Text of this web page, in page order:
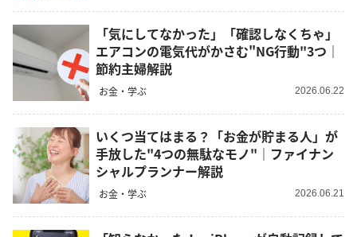
「気にしてなかった」「確認しなくちゃ」
エアコンの電気代がかさむ"NG行動"3つ｜
節約主婦解説
お金・学ぶ 2026.06.22
いくつ当てはまる？「お金が貯まる人」が
手放した"4つの無駄なモノ"｜ファイナン
シャルプランナー解説
お金・学ぶ 2026.06.21